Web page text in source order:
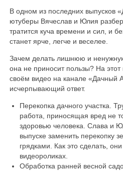
В одном из последних выпусков
ютуберы Вячеслав и Юлия
тратится куча времени и сил, и
станет ярче, легче и веселее.
Зачем делать лишнюю и
она не приносит пользы? На
своём видео на канале «Дачный
исчерпывающий ответ.
Перекопка дачного участка.
работа, приносящая вред не
здоровью человека. Слава и
выпуске заменить перекопку
грядками. Как это сделать,
видеороликах.
Обработка ранней весной